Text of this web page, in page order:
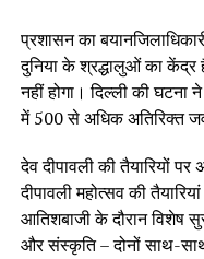
प्रशासन का
दुनिया के श्रद्धालुओं का केंद्र
नहीं होगा। दिल्ली की
में 500 से अधिक अतिरिक्त
देव दीपावली की तैयारियों
दीपावली महोत्सव की
आतिशबाजी के दौरान विशेष
और संस्कृति – दोनों साथ-